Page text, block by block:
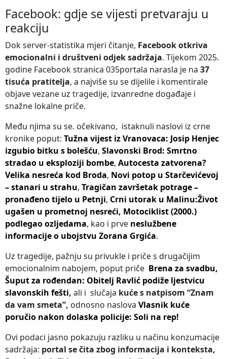
Facebook: gdje se vijesti pretvaraju u
reakciju
Dok server-statistika mjeri čitanje, Facebook otkriva
emocionalni i društveni odjek sadržaja. Tijekom 2025.
godine Facebook stranica 035portala narasla je na 37
tisuća pratitelja, a najviše su se dijelile i komentirale
objave vezane uz tragedije, izvanredne događaje i
snažne lokalne priče.
Među njima su se. očekivano, istaknuli naslovi iz crne
kronike poput: Tužna vijest iz Vranovaca: Josip Henjec
izgubio bitku s bolešću, Slavonski Brod: Smrtno
stradao u eksploziji bombe, Autocesta zatvorena?
Velika nesreća kod Broda, Novi potop u Starčevićevoj
– stanari u strahu, Tragičan završetak potrage –
pronađeno tijelo u Petnji, Crni utorak u Malinu:Život
ugašen u prometnoj nesreći, Motociklist (2000.)
podlegao ozljedama, kao i prve neslužbene
informacije o ubojstvu Zorana Grgića.
Uz tragedije, pažnju su privukle i priče s drugačijim
emocionalnim nabojem, poput priče Brena za svadbu,
Šuput za rođendan: Obitelj Ravlić podiže ljestvicu
slavonskih fešti, ali i slučaja kuće s natpisom “Znam
da vam smeta”, odnosno naslova Vlasnik kuće
poručio nakon dolaska policije: Soli na rep!
Ovi podaci jasno pokazuju razliku u načinu konzumacije
sadržaja: portal se čita zbog informacija i konteksta,